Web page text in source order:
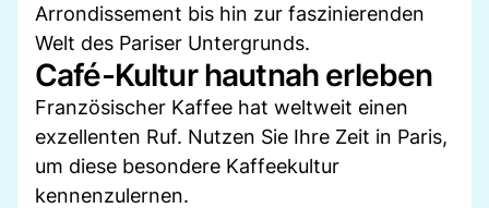
Arrondissement bis hin zur faszinierenden
Welt des Pariser Untergrunds.
Café-Kultur hautnah erleben
Französischer Kaffee hat weltweit einen
exzellenten Ruf. Nutzen Sie Ihre Zeit in Paris,
um diese besondere Kaffeekultur
kennenzulernen.